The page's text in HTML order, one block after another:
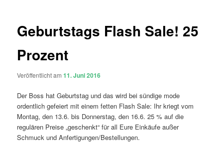
Geburtstags Flash Sale! 25
Prozent
Veröffentlicht am11. Juni 2016
Der Boss hat Geburtstag und das wird bei sündige mode
ordentlich gefeiert mit einem fetten Flash Sale: Ihr kriegt vom
Montag, den 13.6. bis Donnerstag, den 16.6. 25 % auf die
regulären Preise „geschenkt“ für all Eure Einkäufe außer
Schmuck und Anfertigungen/Bestellungen.